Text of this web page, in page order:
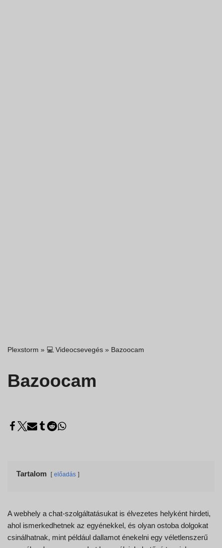
Plexstorm » 💻 Videocsevegés » Bazoocam
Bazoocam
Tartalom előadás
A webhely a chat-szolgáltatásukat is élvezetes helyként hirdeti,
ahol ismerkedhetnek az egyénekkel, és olyan ostoba dolgokat
csinálhatnak, mint például dallamot énekelni egy véletlenszerű